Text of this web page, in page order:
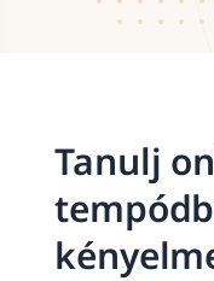
Tanulj